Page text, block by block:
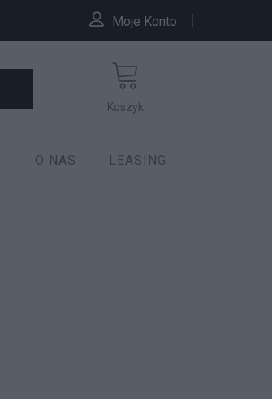
Moje Konto
Koszyk
O NAS LEASING